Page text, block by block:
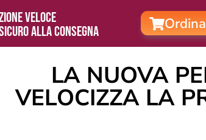
veloce
alla consegna
LA NUOVA
VELOCIZZA LA